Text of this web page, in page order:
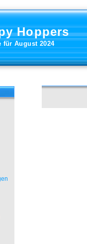
Hoppers
für August 2024